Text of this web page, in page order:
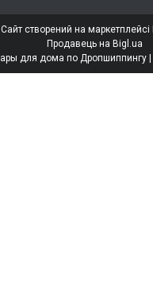
Сайт створений на маркетплейсі
Продавець на Bigl.ua